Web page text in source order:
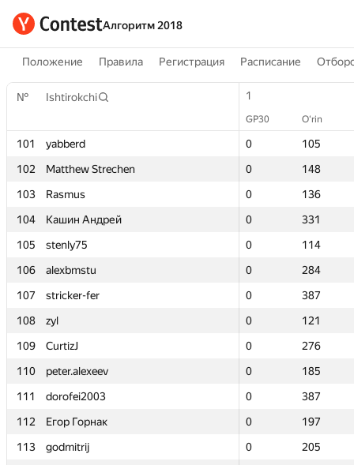
Алгоритм 2018
Положение Правила Регистрация Расписание
№ Ishtirokchi 1
GP30 O‘rin
101 yabberd 0
105
102
Matthew Strechen 0
148
103
Rasmus 0
136
104
Кашин Андрей 0
331
105
stenly75 0
114
106
alexbmstu 0
284
107
stricker-fer 0
387
108
zyl 0
121
109
CurtizJ 0
276
110
peter.alexeev 0
185
111
dorofei2003 0
387
112
Егор Горнак 0
197
113
godmitrij 0
205
№ Ishtirokchi 1
GP30 O‘rin
101 yabberd 0
105
102
Matthew Strechen 0
148
103
Rasmus 0
136
104
Кашин Андрей 0
331
105
stenly75 0
114
106
alexbmstu 0
284
107
stricker-fer 0
387
108
zyl 0
121
109
CurtizJ 0
276
110
peter.alexeev 0
185
111
dorofei2003 0
387
112
Егор Горнак 0
197
113
godmitrij 0
205